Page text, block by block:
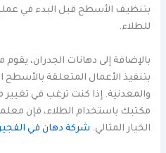
بتنظيف الأسطح قبل البدء في
للطلاء.
بالإضافة إلى دهانات الجدران، يقوم
بتنفيذ الأعمال المتعلقة
والمعدنية. إذا كنت ترغب في
مكتبك باستخدام الطلاء، فإن
الخيار المثالي. شركة دهان في